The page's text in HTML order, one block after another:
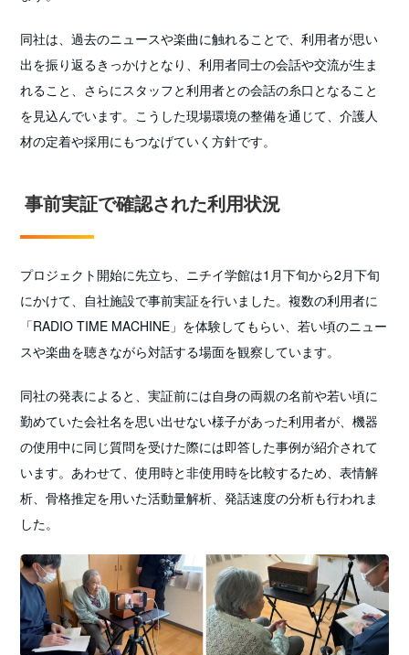
同社は、過去のニュースや楽曲に触れることで、利用者が思い
出を振り返るきっかけとなり、利用者同士の会話や交流が生ま
れること、さらにスタッフと利用者との会話の糸口となること
を見込んでいます。こうした現場環境の整備を通じて、介護人
材の定着や採用にもつなげていく方針です。
事前実証で確認された利用状況
プロジェクト開始に先立ち、ニチイ学館は1月下旬から2月下旬
にかけて、自社施設で事前実証を行いました。複数の利用者に
「RADIO TIME MACHINE」を体験してもらい、若い頃のニュー
スや楽曲を聴きながら対話する場面を観察しています。
同社の発表によると、実証前には自身の両親の名前や若い頃に
勤めていた会社名を思い出せない様子があった利用者が、機器
の使用中に同じ質問を受けた際には即答した事例が紹介されて
います。あわせて、使用時と非使用時を比較するため、表情解
析、骨格推定を用いた活動量解析、発話速度の分析も行われま
した。